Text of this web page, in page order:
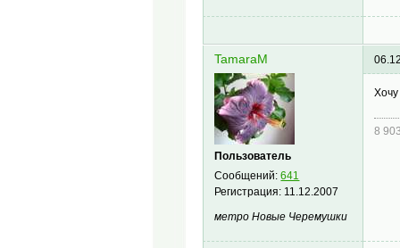
TamaraM
Пользователь
Сообщений:641
Регистрация: 11.12.2007
метро Новые Черемушки
8